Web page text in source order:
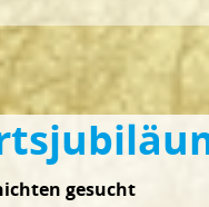
gesucht